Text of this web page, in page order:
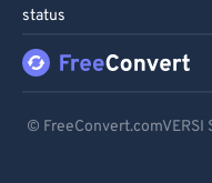
status
©